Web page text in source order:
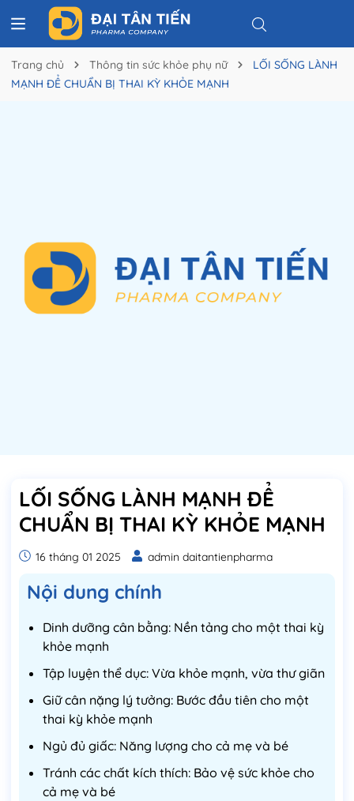
Trang chủ Thông tin sức khỏe phụ nữ
LỐI SỐNG LÀNH
MẠNH ĐỂ CHUẨN BỊ THAI KỲ KHỎE MẠNH
LỐI SỐNG LÀNH MẠNH ĐỂ
CHUẨN BỊ THAI KỲ KHỎE MẠNH
16 tháng 01 2025 admin daitantienpharma
Nội dung chính
Dinh dưỡng cân bằng: Nền tảng cho một thai kỳ
khỏe mạnh
Tập luyện thể dục: Vừa khỏe mạnh, vừa thư giãn
Giữ cân nặng lý tưởng: Bước đầu tiên cho một
thai kỳ khỏe mạnh
Ngủ đủ giấc: Năng lượng cho cả mẹ và bé
Tránh các chất kích thích: Bảo vệ sức khỏe cho
cả mẹ và bé